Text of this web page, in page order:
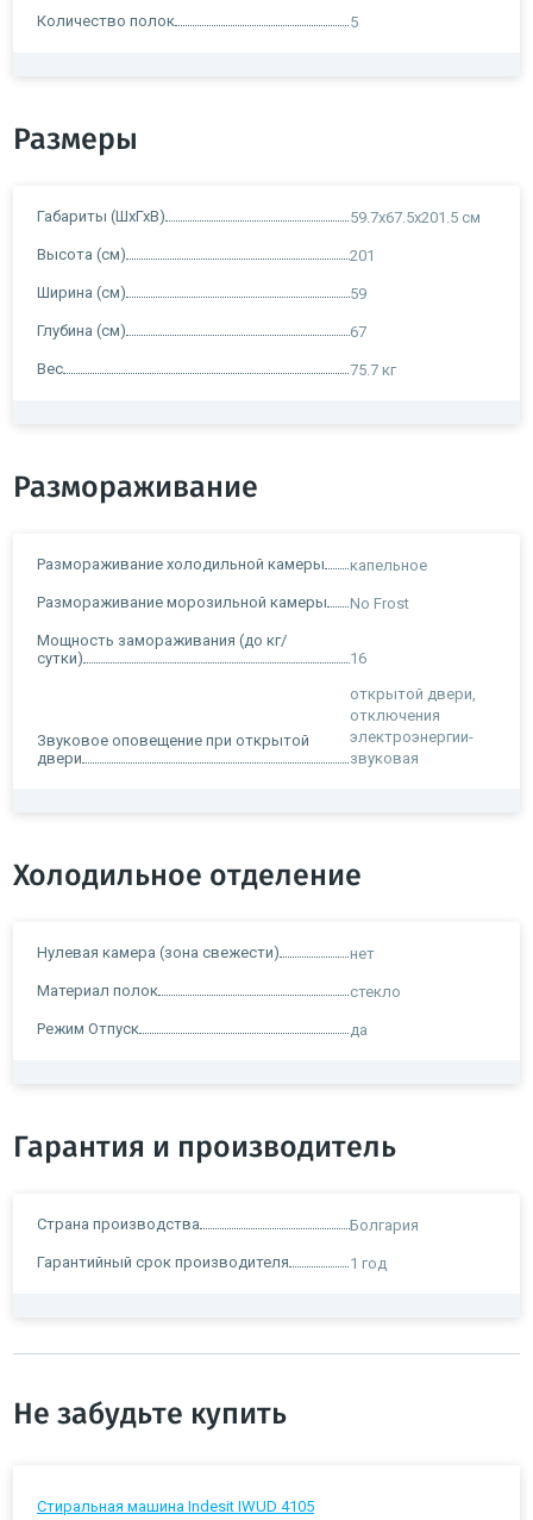
Количество полок 5
Размеры
Габариты (ШхГхВ) 59.7x67.5х201.5 см
Высота (см) 201
Ширина (см) 59
Глубина (см) 67
Вес 75.7 кг
Размораживание
Размораживание холодильной камеры капельное
Размораживание морозильной камеры No Frost
Мощность замораживания (до кг/
сутки)
16
Звуковое оповещение при открытой
двери
открытой двери,
отключения
электроэнергии-
звуковая
Холодильное отделение
Нулевая камера (зона свежести) нет
Материал полок стекло
Режим Отпуск да
Гарантия и производитель
Страна производства Болгария
Гарантийный срок производителя 1 год
Не забудьте купить
Стиральная машина Indesit IWUD 4105